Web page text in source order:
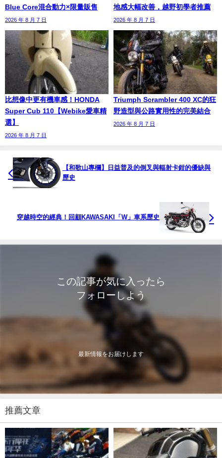
Blue Core混合動力×限量販售
2026 年 8 月 7 日
地感大幅改善，越野初學者推薦
2026 年 8 月 7 日
比想像中更有機車感！HONDA
Super Cub 110【Webike愛車精
選】
2026 年 8 月 7 日
Triumph Scrambler 400 XC的狂
野造型與公路實用性的完美結合
2026 年 8 月 7 日
【和歌山專欄】日益普及的倒叉與輻射卡鉗的優缺與
歷史
穿越時空的經典！回顧KAWASAKI「W」車系歷史
この記事が気に入ったら
フォローしよう
最新情報をお届けします
推薦文章